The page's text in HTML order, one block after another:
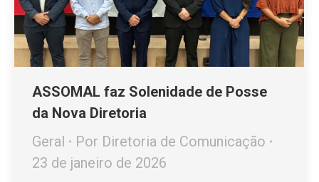
ASSOMAL faz Solenidade de Posse
da Nova Diretoria
Geral
Por Diretoria de Comunicação
23 de janeiro de 2026